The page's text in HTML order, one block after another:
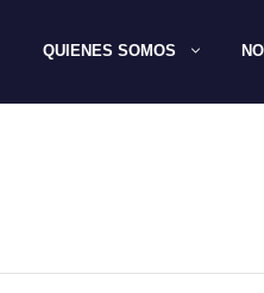
QUIENES SOMOS